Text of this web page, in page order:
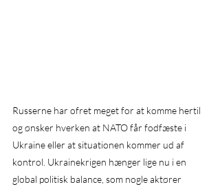
Russerne har ofret meget for at komme hertil
og ønsker hverken at NATO får fodfæste i
Ukraine eller at situationen kommer ud af
kontrol. Ukrainekrigen hænger lige nu i en
global politisk balance, som nogle aktører